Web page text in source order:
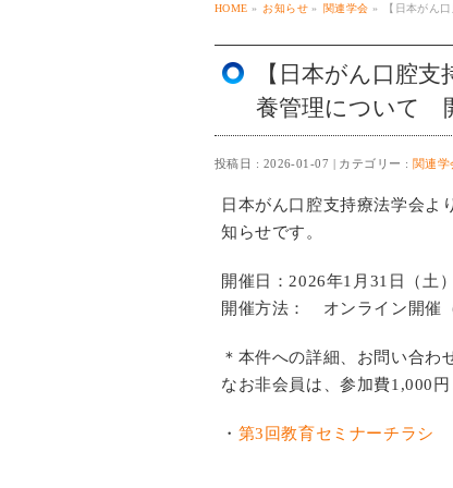
HOME » お知らせ » 関連学会 » 【日本がん
【日本がん口腔
養管理について
投稿日 : 2026-01-07 カテゴリー : 関連学
日本がん口腔支持療法学会
知らせです。
開催日：2026年1月31日（土
開催方法： オンライン開催
＊本件への詳細、お問い合わ
なお非会員は、参加費1,000円
・ 第3回教育セミナーチラシ